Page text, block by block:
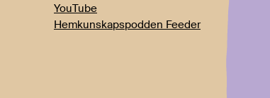
YouTube
Hemkunskapspodden Feeder